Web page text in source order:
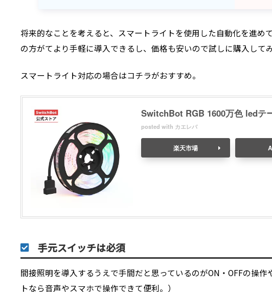
将来的なことを考えると、スマートライトを使用した自動化を進め
の方がてより手軽に導入できるし、価格も安いので試しに購入して
スマートライト対応の場合はコチラがおすすめ。
SwitchBot RGB 1600万色 ledテ
posted with カエレバ
楽天市場
手元スイッチは必須
間接照明を導入するうえで手間だと思っているのがON・OFFの操
トなら音声やスマホで操作できて便利。）